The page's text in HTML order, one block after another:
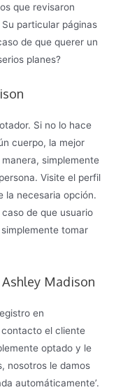
que revisaron
particular páginas
de que querer un
planes?
Si no lo hace
cuerpo, la mejor
simplemente
Visite el perfil
la necesaria opción.
de que usuario
tomar
Madison
en
el cliente
optado y le
nosotros le damos
automáticamente’.